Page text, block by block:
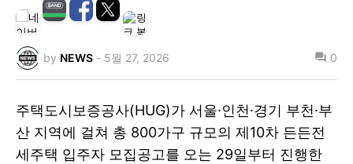
by NEWS - 5월 27, 2026 0
주택도시보증공사(HUG)가 서울·인천·경기 부천·부
산 지역에 걸쳐 총 800가구 규모의 제10차 든든전
세주택 입주자 모집공고를 오는 29일부터 진행한